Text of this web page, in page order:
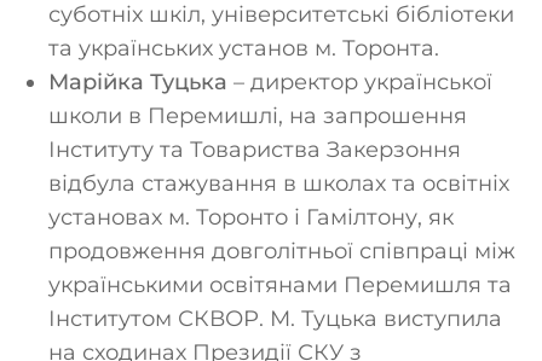
суботніх шкіл, університетські бібліотеки
та українських установ м. Торонта.
Марійка Туцька – директор української
школи в Перемишлі, на запрошення
Інституту та Товариства Закерзоння
відбула стажування в школах та освітніх
установах м. Торонто і Гамілтону, як
продовження довголітньої співпраці між
українськими освітянами Перемишля та
Інститутом СКВОР. М. Туцька виступила
на сходинах Президії СКУ з